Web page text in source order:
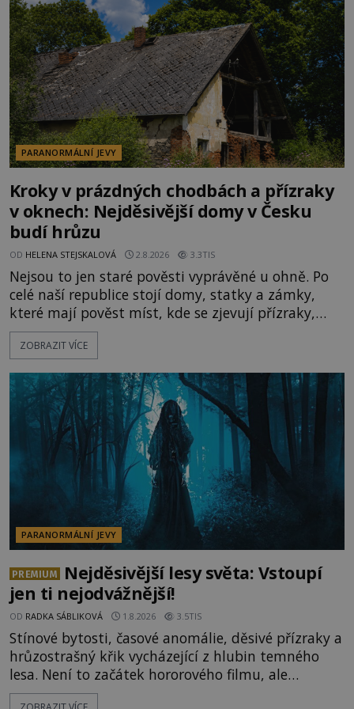
velká snaha to utajit, někteří z
PARANORMÁLNÍ JEVY
Kroky v prázdných chodbách a přízraky
v oknech: Nejděsivější domy v Česku
budí hrůzu
OD HELENA STEJSKALOVÁ 2.8.2026 3.3TIS
Nejsou to jen staré pověsti vyprávěné u ohně. Po
celé naší republice stojí domy, statky a zámky,
které mají pověst míst, kde se zjevují přízraky,
ozývají nevysvětlitelné zvuky nebo se dějí podivné
jevy. Zatímco historici většinou hledají racionální
lokality vykazují nápadně podobná svědectví po
celé generace. A právě tato opakující se svědectví
ZOBRAZIT VÍCE
PARANORMÁLNÍ JEVY
PREMIUM
Nejděsivější lesy světa: Vstoupí
jen ti nejodvážnější!
OD RADKA SÁBLIKOVÁ 1.8.2026 3.5TIS
Stínové bytosti, časové anomálie, děsivé přízraky a
hrůzostrašný křik vycházející z hlubin temného
lesa. Není to začátek hororového filmu, ale
události, které popisují návštěvníci lesů, které jsou